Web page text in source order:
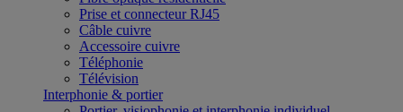
Prise et connecteur RJ45
Câble cuivre
Accessoire cuivre
Téléphonie
Télévision
Interphonie & portier